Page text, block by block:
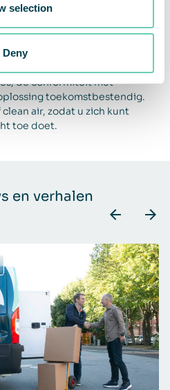
selection
Deny
probleemloos as a service.
uw behoeften aan door
de conformiteit met
toekomstbestendig.
air, zodat u zich kunt
toe doet.
en verhalen